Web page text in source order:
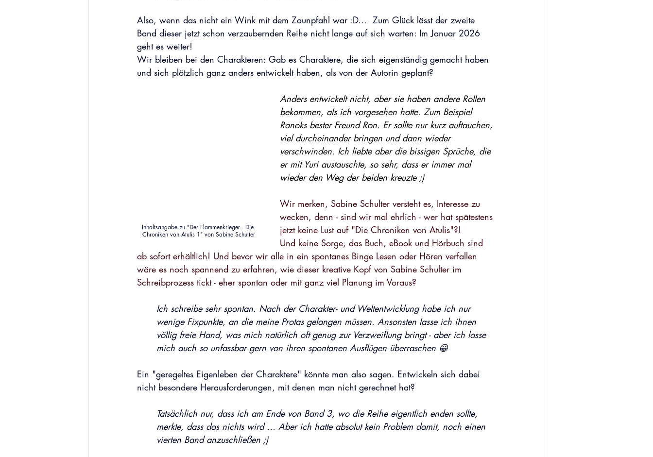
Also, wenn das nicht ein Wink mit dem Zaunpfahl war :D...  Zum Glück lässt der zweite
Band dieser jetzt schon verzaubernden Reihe nicht lange auf sich warten: Im Januar 2026
geht es weiter!
Wir bleiben bei den Charakteren: Gab es Charaktere, die sich eigenständig gemacht haben
und sich plötzlich ganz anders entwickelt haben, als von der Autorin geplant?
Inhaltsangabe zu "Der Flammenkrieger - Die
Chroniken von Atulis 1" von Sabine Schulter
Anders entwickelt nicht, aber sie haben andere Rollen
bekommen, als ich vorgesehen hatte. Zum Beispiel
Ranoks bester Freund Ron. Er sollte nur kurz auftauchen,
viel durcheinander bringen und dann wieder
verschwinden. Ich liebte aber die bissigen Sprüche, die
er mit Yuri austauschte, so sehr, dass er immer mal
wieder den Weg der beiden kreuzte ;)
Wir merken, Sabine Schulter versteht es, Interesse zu
wecken, denn - sind wir mal ehrlich - wer hat spätestens
jetzt keine Lust auf "Die Chroniken von Atulis"?!
Und keine Sorge, das Buch, eBook und Hörbuch sind
ab sofort erhältlich! Und bevor wir alle in ein spontanes Binge Lesen oder Hören verfallen
wäre es noch spannend zu erfahren, wie dieser kreative Kopf von Sabine Schulter im
Schreibprozess tickt - eher spontan oder mit ganz viel Planung im Voraus?
Ich schreibe sehr spontan. Nach der Charakter- und Weltentwicklung habe ich nur
wenige Fixpunkte, an die meine Protas gelangen müssen. Ansonsten lasse ich ihnen
völlig freie Hand, was mich natürlich oft genug zur Verzweiflung bringt - aber ich lasse
mich auch so unfassbar gern von ihren spontanen Ausflügen überraschen 😀
Ein "geregeltes Eigenleben der Charaktere" könnte man also sagen. Entwickeln sich dabei
nicht besondere Herausforderungen, mit denen man nicht gerechnet hat?
Tatsächlich nur, dass ich am Ende von Band 3, wo die Reihe eigentlich enden sollte,
merkte, dass das nichts wird … Aber ich hatte absolut kein Problem damit, noch einen
vierten Band anzuschließen ;)